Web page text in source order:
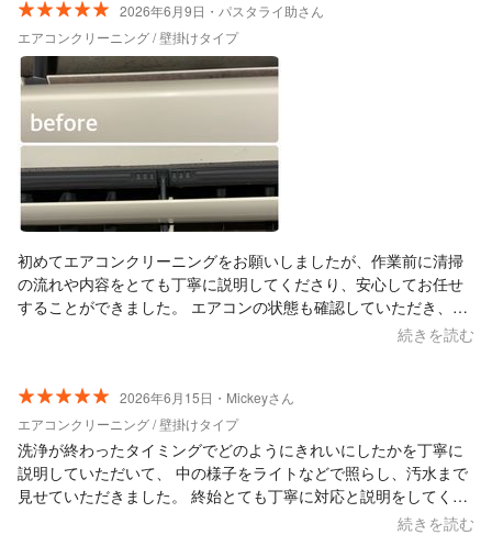
2026年6月9日・パスタライ助さん
エアコンクリーニング / 壁掛けタイプ
初めてエアコンクリーニングをお願いしましたが、作業前に清掃
の流れや内容をとても丁寧に説明してくださり、安心してお任せ
することができました。 エアコンの状態も確認していただき、
「比較的きれいな状態ですよ」と教えてくださったので、不安だ
気になっていた臭いが本当に一切なくなりました。 本当にありが
とうございました！ (写真は吹き出し口内部のビフォーアフターで
す。気になっていた黒い汚れが綺麗になり、カビ臭も完全になく
なりました。)
続きを読む
2026年6月15日・Mickeyさん
エアコンクリーニング / 壁掛けタイプ
洗浄が終わったタイミングでどのようにきれいにしたかを丁寧に
説明していただいて、 中の様子をライトなどで照らし、汚水まで
見せていただきました。 終始とても丁寧に対応と説明をしてくだ
さり、またこちらにお願いしたいと思いました！ エアコン1台で
続きを読む